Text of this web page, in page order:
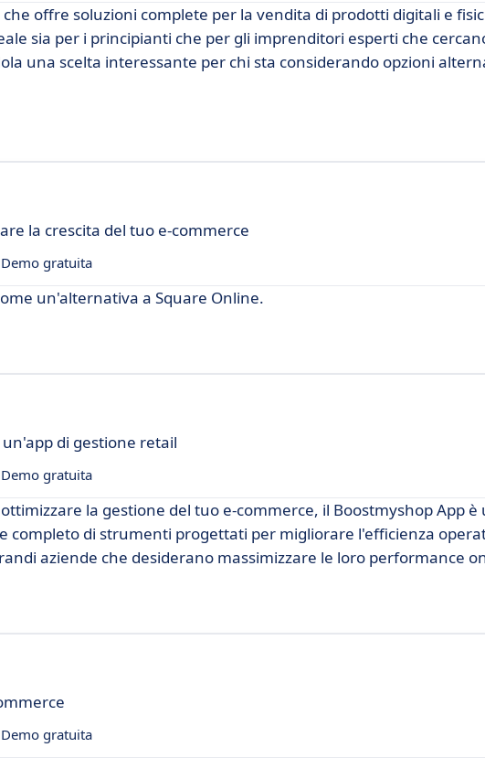
offre soluzioni complete per la vendita di prodotti digitali e
sia per i principianti che per gli imprenditori esperti che
una scelta interessante per chi sta considerando opzioni
la crescita del tuo e-commerce
Demo gratuita
un'alternativa a Square Online.
di gestione retail
Demo gratuita
la gestione del tuo e-commerce, il Boostmyshop App
completo di strumenti progettati per migliorare l'efficienza
aziende che desiderano massimizzare le loro performance
Demo gratuita